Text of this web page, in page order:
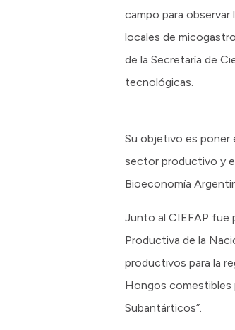
campo para
locales de
de la Secretaría de
tecnológicas.
Su objetivo es poner
sector productivo y
Bioeconomía
Junto al CIEFAP fue
Productiva de la
productivos para la
Hongos comestibles
Subantárticos”.